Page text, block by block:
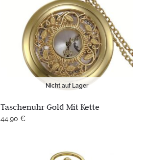
Nicht auf Lager
Taschenuhr Gold Mit Kette
44.90€